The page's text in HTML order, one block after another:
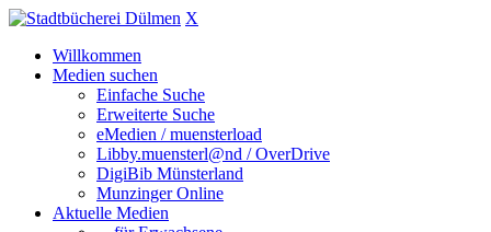
X
Willkommen
Medien suchen
Einfache Suche
Erweiterte Suche
eMedien / muensterload
Libby.muensterl@nd / OverDrive
DigiBib Münsterland
Munzinger Online
Aktuelle Medien